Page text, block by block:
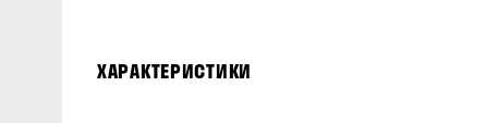
ХАРАКТЕРИСТИКИ